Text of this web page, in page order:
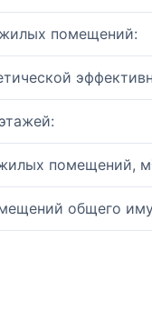
помещений:
помещений,
общего